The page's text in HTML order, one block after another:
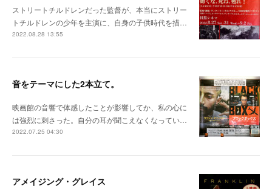
ストリートチルドレンだった監督が、本当にストリー
トチルドレンの少年を主演に、自身の子供時代を描…
2022.08.28 13:55
音をテーマにした2本立て。
映画館の音響で体感したことが影響してか、私の心に
は強烈に刺さった。自分の耳が聞こえなくなってい…
2022.07.25 04:30
アメイジング・グレイス